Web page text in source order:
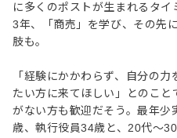
に多くのポストが生まれるタ
3年、「商売」を学び、その先
肢も。
「経験にかかわらず、自分の
たい方に来てほしい」とのこと
がない方も歓迎だそう。最年
歳、執行役員34歳と、20代〜